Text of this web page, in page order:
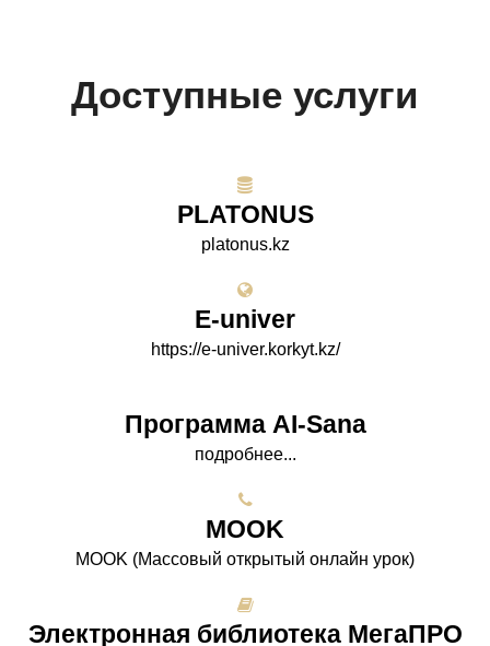
Доступные услуги
PLATONUS
platonus.kz
E-univer
https://e-univer.korkyt.kz/
Программа AI-Sana
подробнее...
МООK
МООK (Массовый открытый онлайн урок)
Электронная библиотека МегаПРО